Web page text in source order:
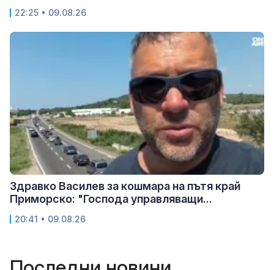
22:25 • 09.08.26
Здравко Василев за кошмара на пътя край
Приморско: "Господа управляващи...
20:41 • 09.08.26